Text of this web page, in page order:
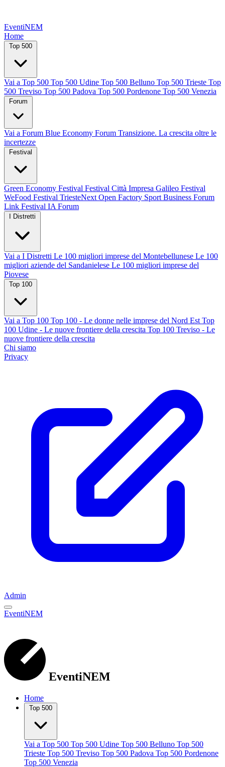
EventiNEM
Home
Top 500
Vai a Top 500 Top 500 Udine Top 500 Belluno Top 500 Trieste Top
500 Treviso Top 500 Padova Top 500 Pordenone Top 500 Venezia
Forum
Vai a Forum Blue Economy Forum Transizione. La crescita oltre le
incertezze
Festival
Green Economy Festival Festival Città Impresa Galileo Festival
WeFood Festival TriesteNext Open Factory Sport Business Forum
Link Festival IA Forum
I Distretti
Vai a I Distretti Le 100 migliori imprese del Montebellunese Le 100
migliori aziende del Sandanielese Le 100 migliori imprese del
Piovese
Top 100
Vai a Top 100 Top 100 - Le donne nelle imprese del Nord Est Top
100 Udine - Le nuove frontiere della crescita Top 100 Treviso - Le
nuove frontiere della crescita
Chi siamo
Privacy
Admin
EventiNEM
EventiNEM
Home
Top 500
Vai a Top 500 Top 500 Udine Top 500 Belluno Top 500
Trieste Top 500 Treviso Top 500 Padova Top 500 Pordenone
Top 500 Venezia